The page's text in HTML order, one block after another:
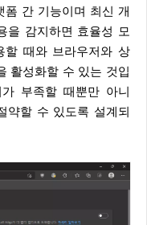
을 감지하면 효율성 모
할 때와 브라우저와 상
활성화할 수 있는 것입
부족할 때뿐만 아니
약할 수 있도록 설계되